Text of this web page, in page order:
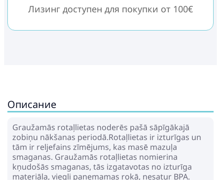
Лизинг доступен для покупки от 100€
Описание
Graužamās rotaļlietas noderēs pašā sāpīgākajā
zobiņu nākšanas periodā.Rotaļlietas ir izturīgas un
tām ir reljefains zīmējums, kas masē mazuļa
smaganas. Graužamās rotaļlietas nomierina
kņudošās smaganas, tās izgatavotas no izturīga
materiāla, viegli paņemamas rokā, nesatur BPA.